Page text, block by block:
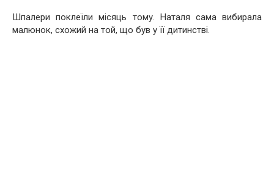
Шпалери поклеїли місяць тому. Наталя сама вибирала
малюнок, схожий на той, що був у її дитинстві.